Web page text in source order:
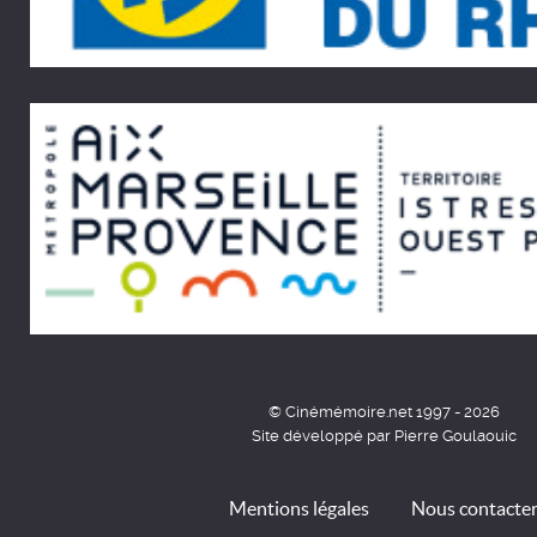
© Cinémémoire.net 1997 - 2026
Site développé par Pierre Goulaouic
Mentions légales Nous contacter